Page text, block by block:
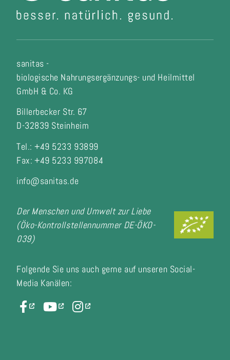
sanitas -
biologische Nahrungsergänzungs- und Heilmittel
GmbH & Co. KG
Billerbecker Str. 67
D-32839 Steinheim
Tel.: +49 5233 93899
Fax: +49 5233 997084
info@sanitas.de
Der Menschen und Umwelt zur Liebe
(Öko-Kontrollstellennummer DE-ÖKO-
039)
Folgende Sie uns auch gerne auf unseren Social-
Media Kanälen: